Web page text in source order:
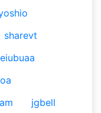
sharevt
jgbell